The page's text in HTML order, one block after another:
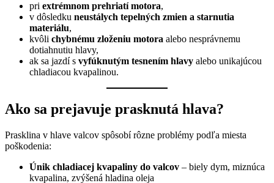
pri extrémnom prehriatí motora,
v dôsledku neustálych tepelných zmien a starnutia
materiálu,
kvôli chybnému zloženiu motora alebo nesprávnemu
dotiahnutiu hlavy,
ak sa jazdí s vyfúknutým tesnením hlavy alebo unikajúcou
chladiacou kvapalinou.
Ako sa prejavuje prasknutá hlava?
Prasklina v hlave valcov spôsobí rôzne problémy podľa miesta
poškodenia:
Únik chladiacej kvapaliny do valcov – biely dym, miznúca
kvapalina, zvýšená hladina oleja